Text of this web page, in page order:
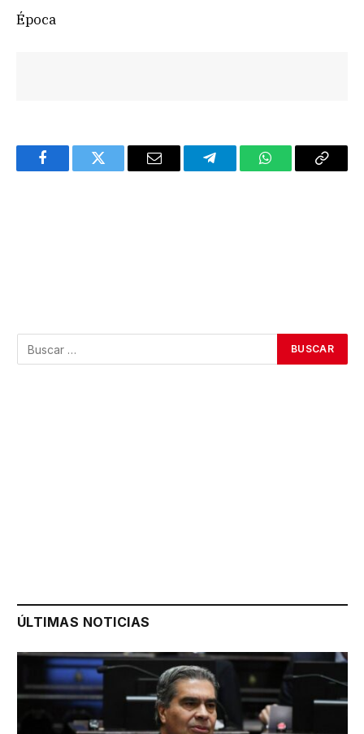
Época
FacebookTwitter Email TelegramWhatsAppCopy
ÚLTIMAS NOTICIAS